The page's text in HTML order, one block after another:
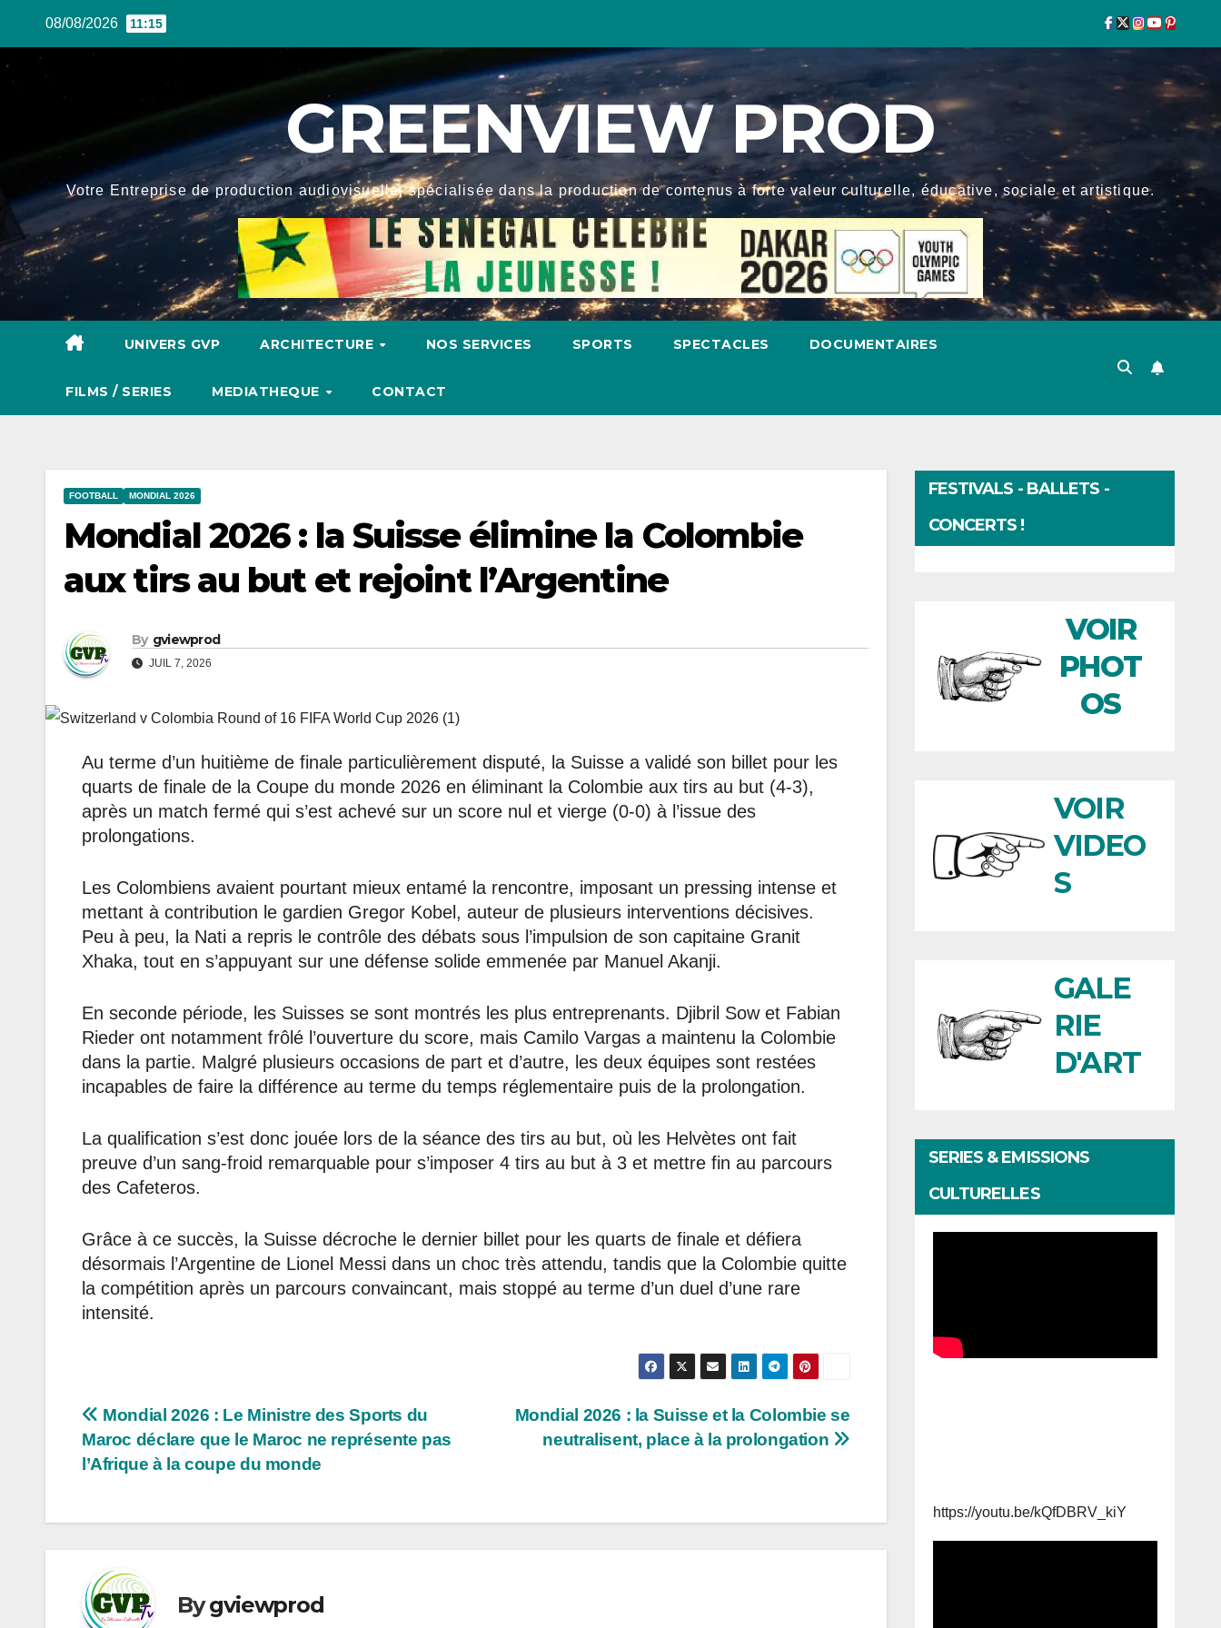
content
08/08/2026 11:15
GREENVIEW PROD
Votre Entreprise de production audiovisuelle, spécialisée dans la production de contenus à forte valeur culturelle, éducative, sociale et artistique.
UNIVERS GVP ARCHITECTURE NOS SERVICES SPORTS SPECTACLES DOCUMENTAIRES
FILMS / SERIES MEDIATHEQUE CONTACT
FOOTBALL MONDIAL 2026
Mondial 2026 : la Suisse élimine la Colombie
aux tirs au but et rejoint l’Argentine
By gviewprod
JUIL 7, 2026
Au terme d’un huitième de finale particulièrement disputé, la Suisse a validé son billet pour les
quarts de finale de la Coupe du monde 2026 en éliminant la Colombie aux tirs au but (4-3),
après un match fermé qui s’est achevé sur un score nul et vierge (0-0) à l’issue des
prolongations.
Les Colombiens avaient pourtant mieux entamé la rencontre, imposant un pressing intense et
mettant à contribution le gardien Gregor Kobel, auteur de plusieurs interventions décisives.
Peu à peu, la Nati a repris le contrôle des débats sous l’impulsion de son capitaine Granit
Xhaka, tout en s’appuyant sur une défense solide emmenée par Manuel Akanji.
En seconde période, les Suisses se sont montrés les plus entreprenants. Djibril Sow et Fabian
Rieder ont notamment frôlé l’ouverture du score, mais Camilo Vargas a maintenu la Colombie
dans la partie. Malgré plusieurs occasions de part et d’autre, les deux équipes sont restées
incapables de faire la différence au terme du temps réglementaire puis de la prolongation.
La qualification s’est donc jouée lors de la séance des tirs au but, où les Helvètes ont fait
preuve d’un sang-froid remarquable pour s’imposer 4 tirs au but à 3 et mettre fin au parcours
des Cafeteros.
Grâce à ce succès, la Suisse décroche le dernier billet pour les quarts de finale et défiera
désormais l’Argentine de Lionel Messi dans un choc très attendu, tandis que la Colombie quitte
la compétition après un parcours convaincant, mais stoppé au terme d’un duel d’une rare
intensité.
Navigation
de
Mondial 2026 : la Suisse et la Colombie se
neutralisent, place à la prolongation
Mondial 2026 : Le Ministre des Sports du
Maroc déclare que le Maroc ne représente pas
l’Afrique à la coupe du monde
Bygviewprod
FESTIVALS - BALLETS -
CONCERTS !
VOIR
PHOT
OS
VOIR
VIDEO
S
GALE
RIE
D'ART
SERIES & EMISSIONS
CULTURELLES
https://youtu.be/kQfDBRV_kiY